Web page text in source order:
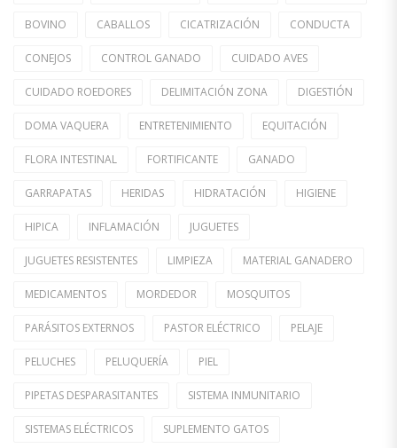
BOVINO CABALLOS CICATRIZACIÓN CONDUCTA
CONEJOS CONTROL GANADO CUIDADO AVES
CUIDADO ROEDORES DELIMITACIÓN ZONA DIGESTIÓN
DOMA VAQUERA ENTRETENIMIENTO EQUITACIÓN
FLORA INTESTINAL FORTIFICANTE GANADO
GARRAPATAS HERIDAS HIDRATACIÓN HIGIENE
HIPICA INFLAMACIÓN JUGUETES
JUGUETES RESISTENTES LIMPIEZA MATERIAL GANADERO
MEDICAMENTOS MORDEDOR MOSQUITOS
PARÁSITOS EXTERNOS PASTOR ELÉCTRICO PELAJE
PELUCHES PELUQUERÍA PIEL
PIPETAS DESPARASITANTES SISTEMA INMUNITARIO
SISTEMAS ELÉCTRICOS SUPLEMENTO GATOS